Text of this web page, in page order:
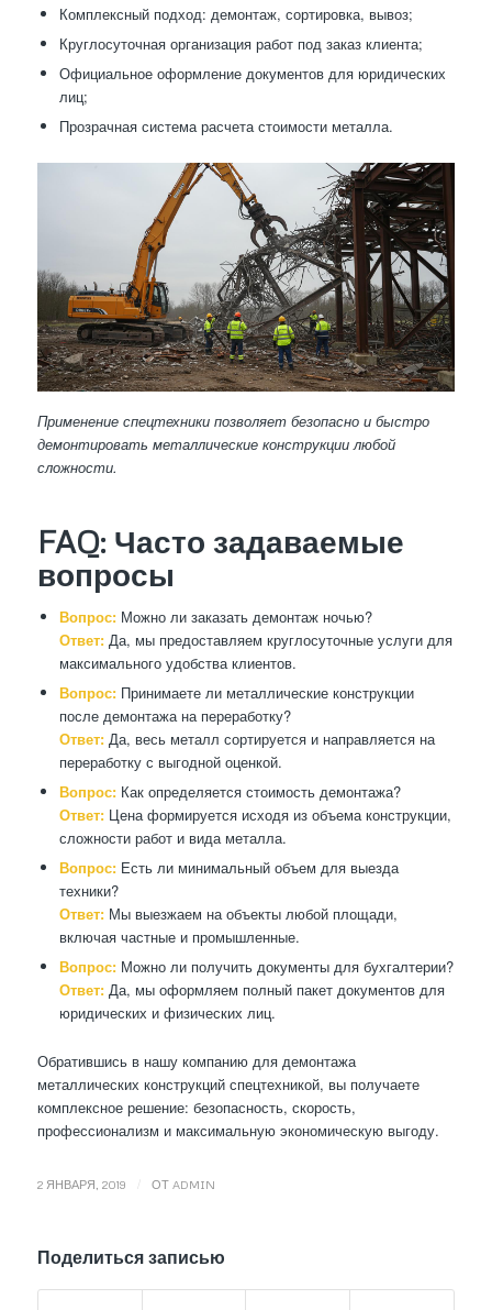
Комплексный подход: демонтаж, сортировка, вывоз;
Круглосуточная организация работ под заказ клиента;
Официальное оформление документов для юридических
лиц;
Прозрачная система расчета стоимости металла.
Применение спецтехники позволяет безопасно и быстро
демонтировать металлические конструкции любой
сложности.
FAQ: Часто задаваемые
вопросы
Вопрос:Можно ли заказать демонтаж ночью?
Ответ:Да, мы предоставляем круглосуточные услуги для
максимального удобства клиентов.
Вопрос:Принимаете ли металлические конструкции
после демонтажа на переработку?
Ответ:Да, весь металл сортируется и направляется на
переработку с выгодной оценкой.
Вопрос:Как определяется стоимость демонтажа?
Ответ:Цена формируется исходя из объема конструкции,
сложности работ и вида металла.
Вопрос:Есть ли минимальный объем для выезда
техники?
Ответ:Мы выезжаем на объекты любой площади,
включая частные и промышленные.
Вопрос:Можно ли получить документы для бухгалтерии?
Ответ:Да, мы оформляем полный пакет документов для
юридических и физических лиц.
Обратившись в нашу компанию для демонтажа
металлических конструкций спецтехникой, вы получаете
комплексное решение: безопасность, скорость,
профессионализм и максимальную экономическую выгоду.
2 ЯНВАРЯ, 2019 ОТ ADMIN
Поделиться записью